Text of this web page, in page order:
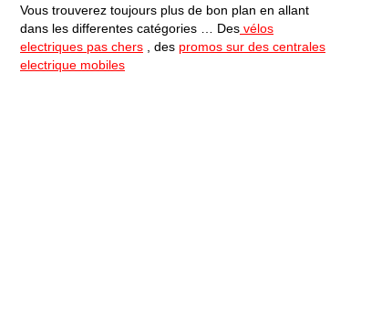
Vous trouverez toujours plus de bon plan en allant
dans les differentes catégories … Des vélos
electriques pas chers , des promos sur des centrales
electrique mobiles